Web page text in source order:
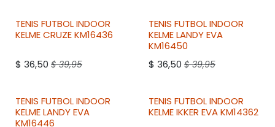
2DO A 50% DESCUENTO
TENIS FUTBOL INDOOR
KELMECRUZE KM16436
$ 36,50 $39,95 2DO A 50% DESCUENTO
TENIS FUTBOL INDOOR
KELMELANDY EVA
KM16450
$ 36,50 $39,95
TENIS FUTBOL INDOOR
KELMELANDY EVA
KM16446
TENIS FUTBOL INDOOR
KELMEIKKER EVA KM14362